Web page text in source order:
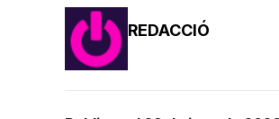
REDACCIÓ